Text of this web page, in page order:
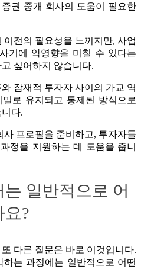
권 중개 회사의 도움이 필요한
전의 필요성을 느끼지만, 사업
기에 악영향을 미칠 수 있다는
싶어하지 않습니다.
잠재적 투자자 사이의 가교 역
로 유지되고 통제된 방식으로
다.
사 프로필을 준비하고, 투자자들
정을 지원하는 데 도움을 줍니
일반적으로 어
요?
다른 질문은 바로 이것입니다.
는 과정에는 일반적으로 어떤